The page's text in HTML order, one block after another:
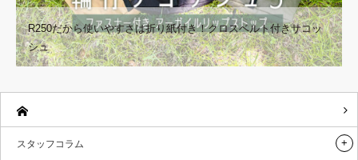
R250だから使いやすさは折り紙付き！クロスベルト付きサコッ
シュ
スタッフコラム